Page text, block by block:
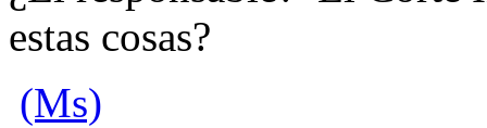
estas cosas?
(Ms)